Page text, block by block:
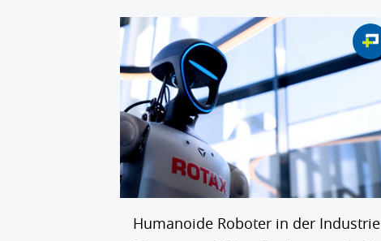
Humanoide Roboter in der Industrie